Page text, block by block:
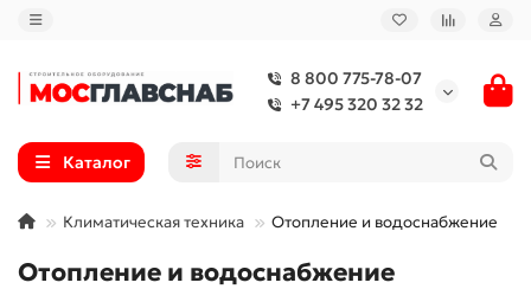
8 800 775-78-07
+7 495 320 32 32
Каталог
Климатическая техника Отопление и водоснабжение
Отопление и водоснабжение